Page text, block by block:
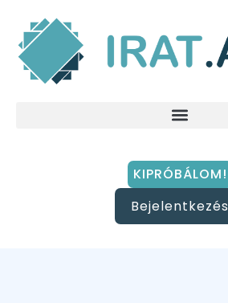
KIPRÓBÁLOM!
Bejelentkezés